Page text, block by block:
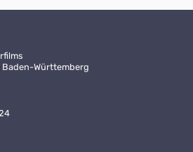
Württemberg